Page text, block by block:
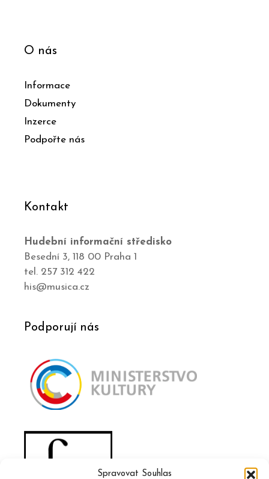
Spravovat Souhlas
O nás
Informace
Dokumenty
Inzerce
Podpořte nás
Kontakt
Hudební informační středisko
Besední 3, 118 00 Praha 1
tel. 257 312 422
his@musica.cz
Podporují nás